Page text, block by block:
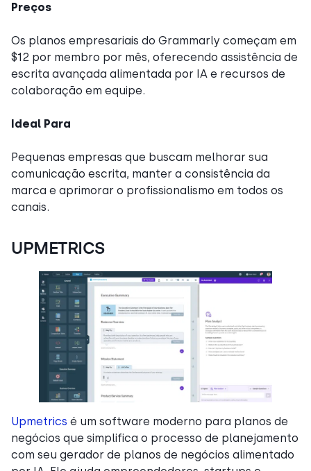
Preços
Os planos empresariais do Grammarly começam em
$12 por membro por mês, oferecendo assistência de
escrita avançada alimentada por IA e recursos de
colaboração em equipe.
Ideal Para
Pequenas empresas que buscam melhorar sua
comunicação escrita, manter a consistência da
marca e aprimorar o profissionalismo em todos os
canais.
UPMETRICS
Upmetrics é um software moderno para planos de
negócios que simplifica o processo de planejamento
com seu gerador de planos de negócios alimentado